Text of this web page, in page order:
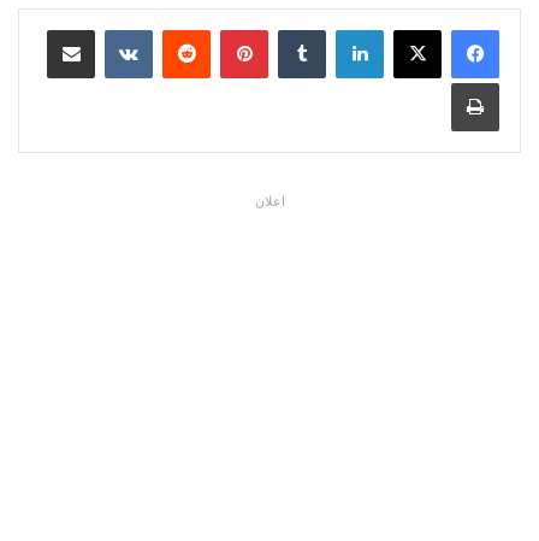
لينكدإن بينتيريست مشاركة عبر البريد
طباعة
اعلان